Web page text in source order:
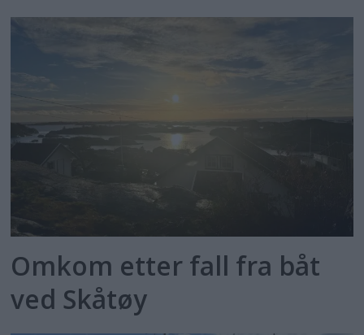
Omkom etter fall fra båt
ved Skåtøy